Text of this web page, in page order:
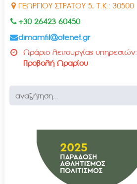
ΓΕΩΡΓΙΟΥ ΣΤΡΑΤΟΥ 5, Τ.Κ.: 30500
+30 26423 60450
dimamfil@otenet.gr
Ωράριο λειτουργίας υπηρεσιών:
Προβολή Ωραρίου